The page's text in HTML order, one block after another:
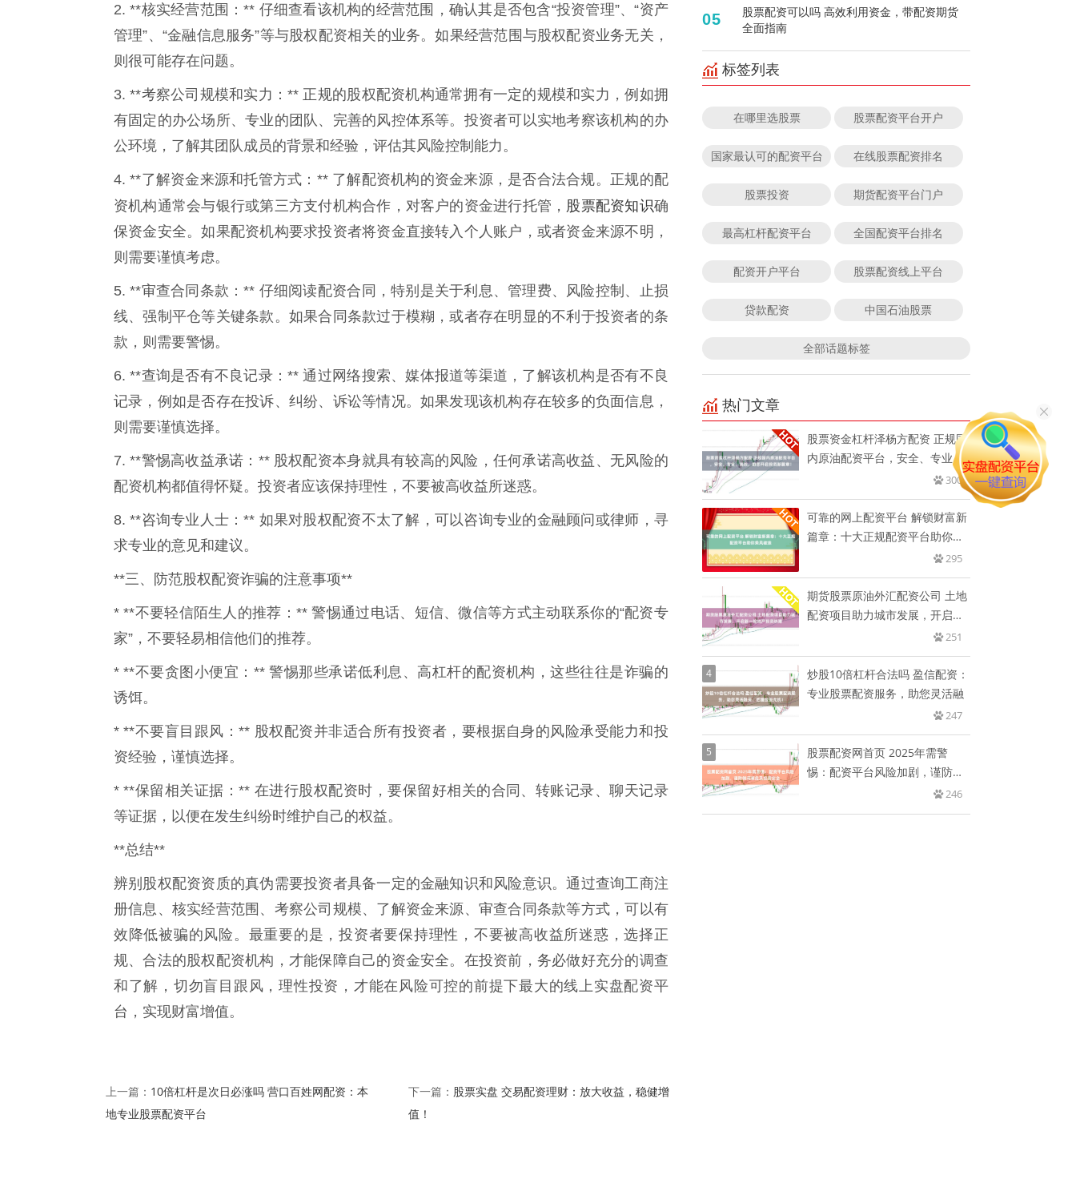
2. **核实经营范围：** 仔细查看该机构的经营范围，确认其是否包含“投资管理”、“资产
管理”、“金融信息服务”等与股权配资相关的业务。如果经营范围与股权配资业务无关，
则很可能存在问题。
3. **考察公司规模和实力：** 正规的股权配资机构通常拥有一定的规模和实力，例如拥
有固定的办公场所、专业的团队、完善的风控体系等。投资者可以实地考察该机构的办
公环境，了解其团队成员的背景和经验，评估其风险控制能力。
4. **了解资金来源和托管方式：** 了解配资机构的资金来源，是否合法合规。正规的配
资机构通常会与银行或第三方支付机构合作，对客户的资金进行托管， 股票配资知识确
保资金安全。如果配资机构要求投资者将资金直接转入个人账户，或者资金来源不明，
则需要谨慎考虑。
5. **审查合同条款：** 仔细阅读配资合同，特别是关于利息、管理费、风险控制、止损
线、强制平仓等关键条款。如果合同条款过于模糊，或者存在明显的不利于投资者的条
款，则需要警惕。
6. **查询是否有不良记录：** 通过网络搜索、媒体报道等渠道，了解该机构是否有不良
记录，例如是否存在投诉、纠纷、诉讼等情况。如果发现该机构存在较多的负面信息，
则需要谨慎选择。
7. **警惕高收益承诺：** 股权配资本身就具有较高的风险，任何承诺高收益、无风险的
配资机构都值得怀疑。投资者应该保持理性，不要被高收益所迷惑。
8. **咨询专业人士：** 如果对股权配资不太了解，可以咨询专业的金融顾问或律师，寻
求专业的意见和建议。
**三、防范股权配资诈骗的注意事项**
* **不要轻信陌生人的推荐：** 警惕通过电话、短信、微信等方式主动联系你的“配资专
家”，不要轻易相信他们的推荐。
* **不要贪图小便宜：** 警惕那些承诺低利息、高杠杆的配资机构，这些往往是诈骗的
诱饵。
* **不要盲目跟风：** 股权配资并非适合所有投资者，要根据自身的风险承受能力和投
资经验，谨慎选择。
* **保留相关证据：** 在进行股权配资时，要保留好相关的合同、转账记录、聊天记录
等证据，以便在发生纠纷时维护自己的权益。
**总结**
辨别股权配资资质的真伪需要投资者具备一定的金融知识和风险意识。通过查询工商注
册信息、核实经营范围、考察公司规模、了解资金来源、审查合同条款等方式，可以有
效降低被骗的风险。最重要的是，投资者要保持理性，不要被高收益所迷惑，选择正
规、合法的股权配资机构，才能保障自己的资金安全。在投资前，务必做好充分的调查
和了解，切勿盲目跟风，理性投资，才能在风险可控的前提下最大的线上实盘配资平
台，实现财富增值。
上一篇： 10倍杠杆是次日必涨吗 营口百姓网配资：本
地专业股票配资平台
下一篇： 股票实盘 交易配资理财：放大收益，稳健增
值！
05
股票配资可以吗 高效利用资金，带配资期货
全面指南
标签列表
在哪里选股票 股票配资平台开户
国家最认可的配资平台 在线股票配资排名
股票投资 期货配资平台门户
最高杠杆配资平台 全国配资平台排名
配资开户平台 股票配资线上平台
贷款配资 中国石油股票
全部话题标签
热门文章
股票资金杠杆泽杨方配资 正规国
内原油配资平台，安全、专业、
300
可靠的网上配资平台 解锁财富新
篇章：十大正规配资平台助你乘
295
期货股票原油外汇配资公司 土地
配资项目助力城市发展，开启新
251
4
炒股10倍杠杆合法吗 盈信配资：
专业股票配资服务，助您灵活融
247
5
股票配资网首页 2025年需警
惕：配资平台风险加剧，谨防倒
246